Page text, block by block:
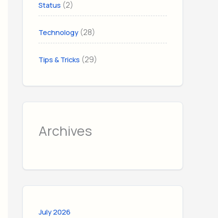
Status (2)
Technology (28)
Tips & Tricks (29)
Archives
July 2026